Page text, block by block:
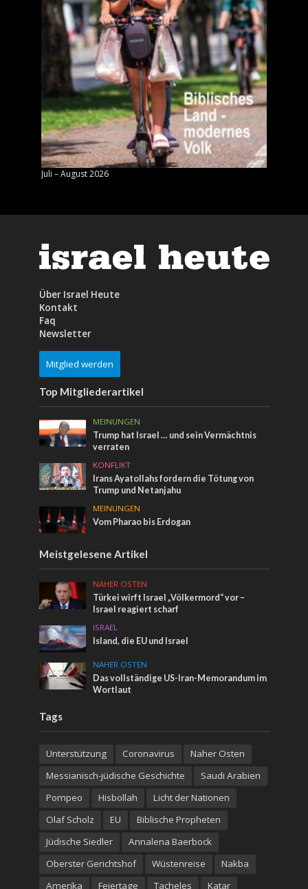
Juli – August 2026
Über Israel Heute
Kontakt
Faq
Newsletter
Mitglied werden
Top Mitgliederartikel
MEINUNGEN
Trump hat Israel … und sein Vermächtnis
verraten
KONFLIKT
Irans Ayatollahs fordern die Tötung von
Trump und Netanjahu
MEINUNGEN
Vom Pharao bis Erdogan
Meistgelesene Artikel
NAHER OSTEN
Türkei wirft Israel „Völkermord“ vor –
Israel reagiert scharf
ISRAEL
Island, die EU und Israel
NAHER OSTEN
Das vollständige US-Iran-Memorandum im
Wortlaut
Tags
Unterstützung Coronavirus
Naher Osten
Messianisch-jüdische Geschichte
Saudi Arabien
Pompeo
Hisbollah
Licht der Nationen
Olaf Scholz
EU
Biblische Propheten
Jüdische Siedler
Annalena Baerbock
Oberster Gerichtshof
Wüstenreise
Nakba
Amerika
Feiertage Tacheles Katar